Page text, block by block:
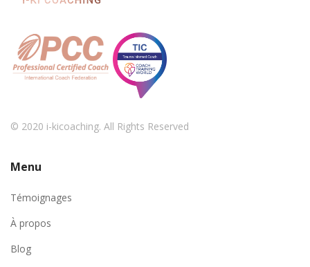
© 2020 i-kicoaching. All Rights Reserved
Menu
Témoignages
À propos
Blog